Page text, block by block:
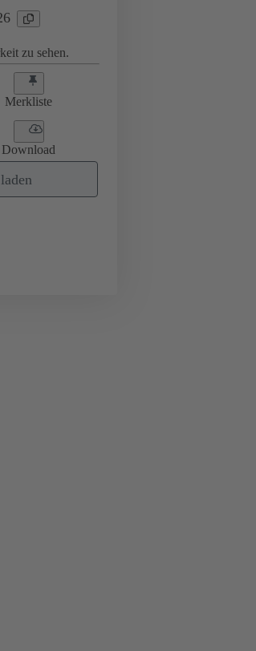
zu sehen.
Merkliste
Download